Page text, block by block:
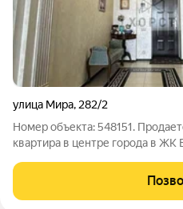
улица Мира, 282/2
Номер объекта: 548151.
квартира в центре города в ЖК
спальня с гардеробной и
квартире два